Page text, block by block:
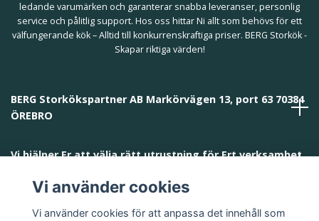
ledande varumärken och garanterar snabba leveranser, personlig
service och pålitlig support. Hos oss hittar Ni allt som behövs för ett
välfungerande kök – Alltid till konkurrenskraftiga priser. BERG Storkök -
Skapar riktiga värden!
BERG Storkökspartner AB Markörvägen 13, port 63 70384
ÖREBRO
Vi hjälper Er att välja rätt utrustning för Ert verksamhet
Vi använder cookies
Vi använder cookies för att anpassa det innehåll som